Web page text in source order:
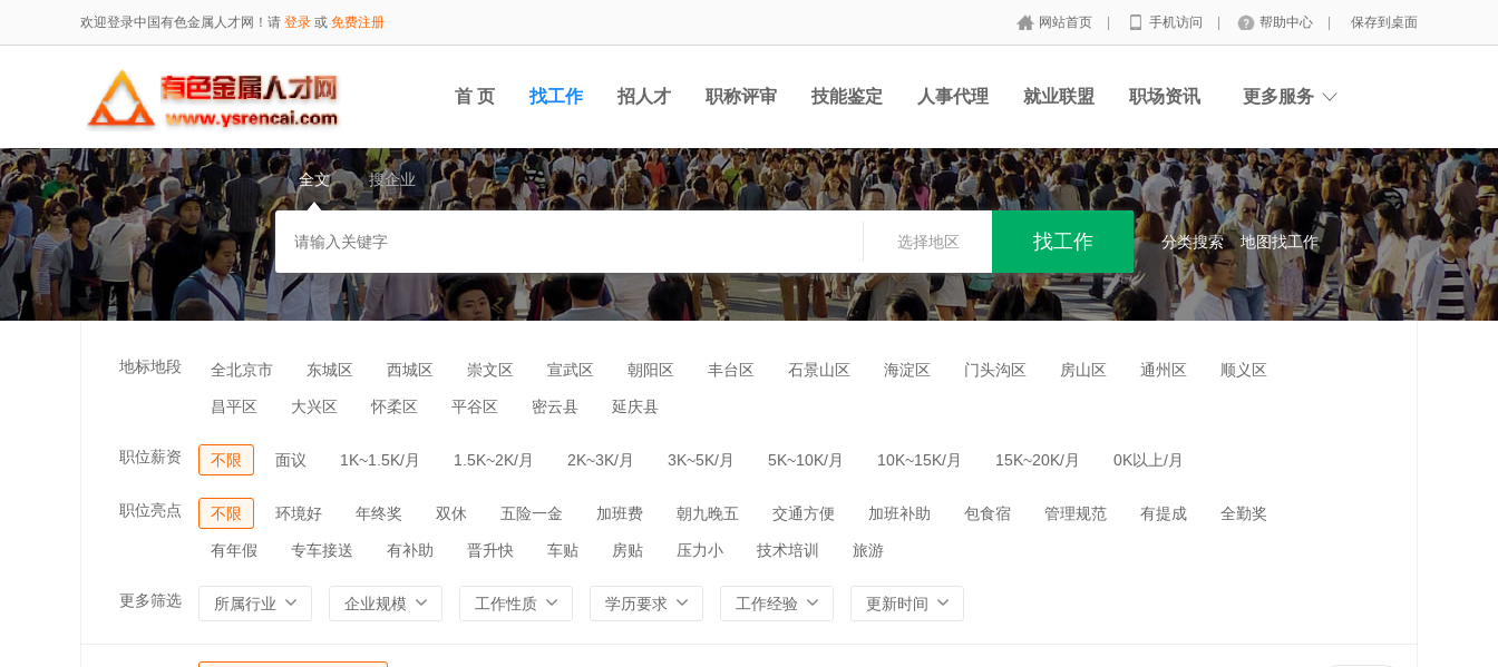
欢迎登录中国有色金属人才网！请 登录 或 免费注册 网站首页 手机访问 帮助中心 保存到桌面
首 页 找工作 招人才 职称评审 技能鉴定 人事代理 就业联盟 职场资讯 更多服务
全文 搜企业
选择地区 分类搜索 地图找工作
地标地段 全北京市 东城区 西城区 崇文区 宣武区 朝阳区 丰台区 石景山区 海淀区 门头沟区 房山区 通州区 顺义区
昌平区 大兴区 怀柔区 平谷区 密云县 延庆县
职位薪资 不限 面议 1K~1.5K/月 1.5K~2K/月 2K~3K/月 3K~5K/月 5K~10K/月 10K~15K/月 15K~20K/月 0K以上/月
职位亮点 不限 环境好 年终奖 双休 五险一金 加班费 朝九晚五 交通方便 加班补助 包食宿 管理规范 有提成 全勤奖
有年假 专车接送 有补助 晋升快 车贴 房贴 压力小 技术培训 旅游
更多筛选 所属行业 企业规模 工作性质 学历要求 工作经验 更新时间